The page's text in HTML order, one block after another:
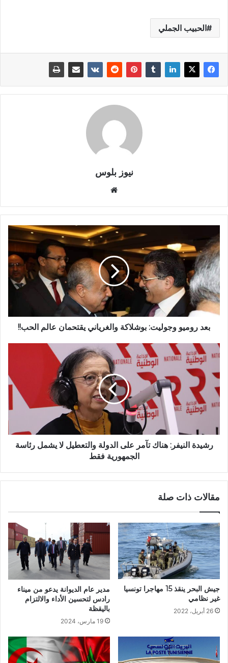
الحبيب الجملي
نيوز بلوس
بعد روميو وجوليت: بوشلاكة والغرياني يقتحمان عالم الحب!!
رشيدة النيفر: هناك تآمر على الدولة والتعطيل لا يشمل رئاسة
الجمهورية فقط
مقالات ذات صلة
جيش البحر ينقذ 15 مهاجرا تونسيا
غير نظامي
26 أبريل، 2022
مدير عام الديوانة يدعو من ميناء
رادس لتحسين الأداء والالتزام
باليقظة
19 مارس، 2024